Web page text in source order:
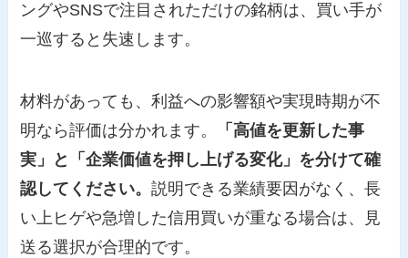
ングやSNSで注目されただけの銘柄は、買い手が
一巡すると失速します。
材料があっても、利益への影響額や実現時期が不
明なら評価は分かれます。
「高値を更新した事
実」と「企業価値を押し上げる変化」を分けて確
認してください。説明できる業績要因がなく、長
い上ヒゲや急増した信用買いが重なる場合は、見
送る選択が合理的です。